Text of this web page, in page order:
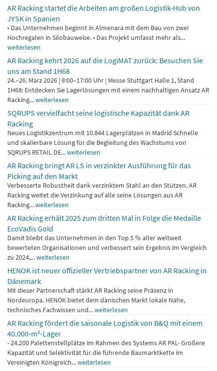
AR Racking startet die Arbeiten am großen Logistik-Hub von
JYSK in Spanien
• Das Unternehmen beginnt in Almenara mit dem Bau von zwei
Hochregalen in Silobauweise. • Das Projekt umfasst mehr als...
weiterlesen
AR Racking kehrt 2026 auf die LogiMAT zurück: Besuchen Sie
uns am Stand 1H68
24.–26. März 2026 | 9:00–17:00 Uhr | Messe Stuttgart Halle 1, Stand
1H68: Entdecken Sie Lagerlösungen mit einem nachhaltigen Ansatz AR
Racking...weiterlesen
SQRUPS vervielfacht seine logistische Kapazität dank AR
Racking
Neues Logistikzentrum mit 10.844 Lagerplätzen in Madrid Schnelle
und skalierbare Lösung für die Begleitung des Wachstums von
SQRUPS RETAIL DE...weiterlesen
AR Racking bringt AR LS in verzinkter Ausführung für das
Picking auf den Markt
Verbesserte Robustheit dank verzinktem Stahl an den Stützen. AR
Racking weitet die Verzinkung auf alle seine Lösungen aus AR
Racking...weiterlesen
AR Racking erhält 2025 zum dritten Mal in Folge die Medaille
EcoVadis Gold
Damit bleibt das Unternehmen in den Top 5 % aller weltweit
bewerteten Organisationen und verbessert sein Ergebnis im Vergleich
zu 2024,...weiterlesen
HENOK ist neuer offizieller Vertriebspartner von AR Racking in
Dänemark
Mit dieser Partnerschaft stärkt AR Racking seine Präsenz in
Nordeuropa. HENOK bietet dem dänischen Markt lokale Nähe,
technisches Fachwissen und...weiterlesen
AR Racking fördert die saisonale Logistik von B&Q mit einem
40.000-m²-Lager
- 24.200 Palettenstellplätze im Rahmen des Systems AR PAL- Größere
Kapazität und Selektivität für die führende Baumarktkette im
Vereinigten Königreich...weiterlesen